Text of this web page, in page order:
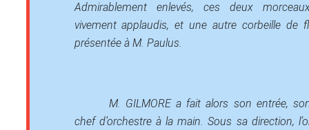
Admirablement enlevés, ces deux
vivement applaudis, et une autre corbeille de
présentée à M. Paulus.
M. GILMORE a fait alors son entrée,
chef d’orchestre à la main. Sous sa direction,